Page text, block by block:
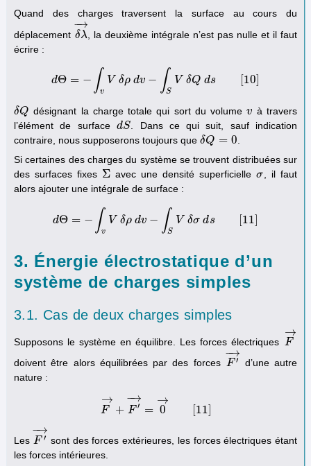
Quand des charges traversent la surface au cours du
déplacement δλ
−
→
δλ→, la deuxième intégrale n’est pas nulle et il faut
écrire :
dΘ = − ∫v
V δρ dv − ∫S
V δQ ds [10]
d Θ −∫ vV δρ dv− S δ Q ds[10
δQ
δQ désignant la charge totale qui sort du volumev
v à travers
l’élément de surface dS
dS . Dans ce qui suit, sauf indication
contraire, nous supposerons toujours que δQ = 0
δQ= 0
.
Si certaines des charges du système se trouvent distribuées sur
des surfaces fixes Σ
Σ avec une densité superficielleσ
σ, il faut
alors ajouter une intégrale de surface :
dΘ = − ∫v
V δρ dv − ∫S
V δσ ds [11]
d Θ −∫ vV δρ dv− S δ σ ds[11
3. Énergie électrostatique d’un
système de charges simples
3.1. Cas de deux charges simples
Supposons le système en équilibre. Les forces électriques F
→
F→
doivent être alors équilibrées par des forces F ′
−→
F′→
d’une autre
nature :
F
→
+ F ′
−→
= 0
→
[11]
F→+F ′→ =0
Les F ′
−→
F′→sont des forces extérieures, les forces électriques étant
les forces intérieures.